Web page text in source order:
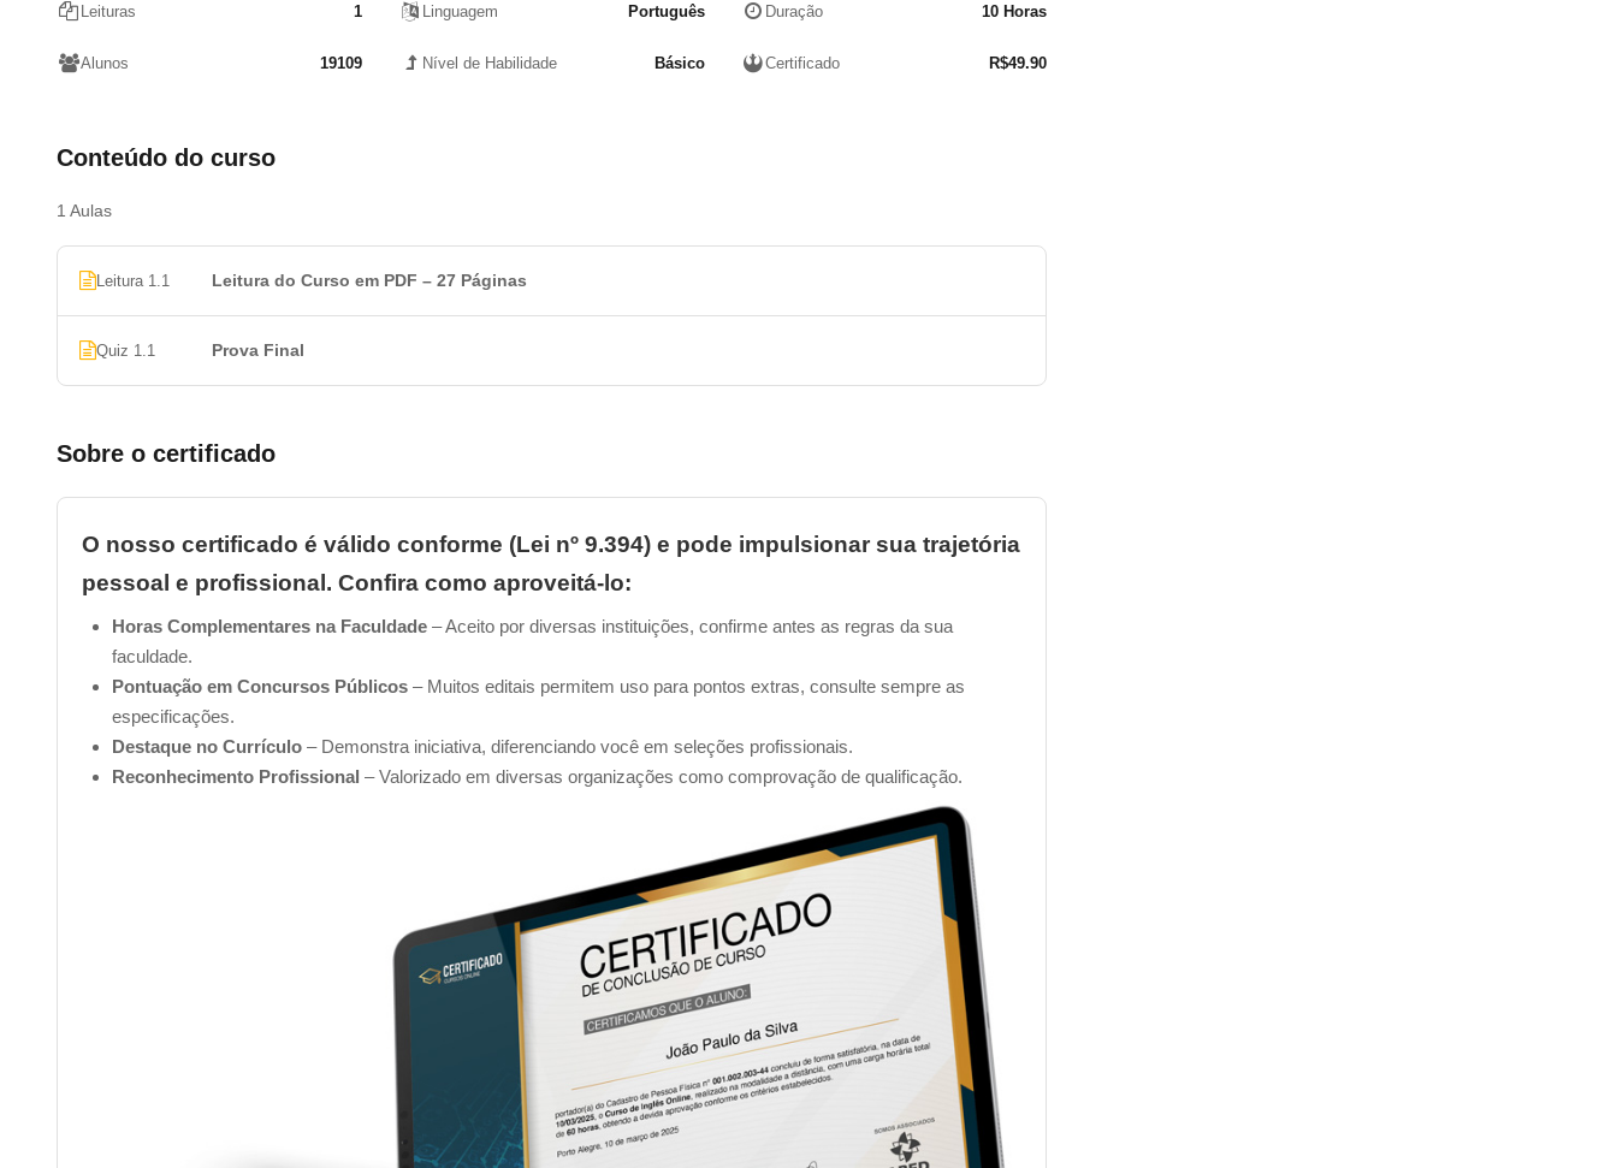
Leituras 1 Linguagem Português Duração 10 Horas
Alunos 19109 Nível de Habilidade Básico Certificado R$49.90
Conteúdo do curso
1 Aulas
Leitura 1.1 Leitura do Curso em PDF – 27 Páginas
Quiz 1.1 Prova Final
Sobre o certificado
O nosso certificado é válido conforme (Lei nº 9.394) e pode impulsionar sua trajetória
pessoal e profissional. Confira como aproveitá-lo:
Horas Complementares na Faculdade – Aceito por diversas instituições, confirme antes as regras da sua
faculdade.
Pontuação em Concursos Públicos – Muitos editais permitem uso para pontos extras, consulte sempre as
especificações.
Destaque no Currículo – Demonstra iniciativa, diferenciando você em seleções profissionais.
Reconhecimento Profissional – Valorizado em diversas organizações como comprovação de qualificação.